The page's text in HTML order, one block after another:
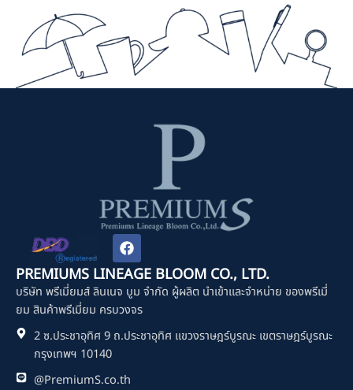
F
a
c
e
b
o
k
PREMIUMS LINEAGE BLOOM CO., LTD.
บริษัท พรีเมี่ยมส์ ลินเนจ บูม จำกัด ผู้ผลิต นำเข้าและจำหน่าย ของพรีเมี่
ยม สินค้าพรีเมี่ยม ครบวงจร
2 ซ.ประชาอุทิศ 9 ถ.ประชาอุทิศ แขวงราษฎร์บูรณะ เขตราษฎร์บูรณะ
กรุงเทพฯ 10140
@PremiumS.co.th